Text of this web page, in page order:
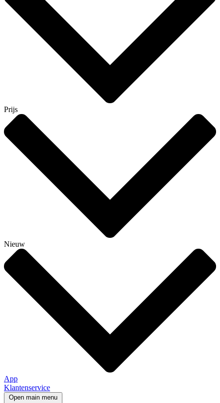
Prijs
Nieuw
App
Klantenservice
Open main menu